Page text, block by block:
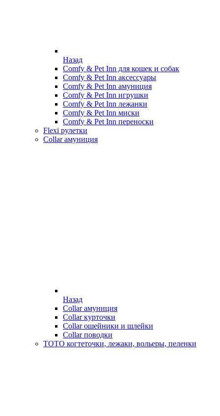
Назад
Comfy & Pet Inn для кошек и собак
Comfy & Pet Inn аксессуары
Comfy & Pet Inn амуниция
Comfy & Pet Inn игрушки
Comfy & Pet Inn лежанки
Comfy & Pet Inn миски
Comfy & Pet Inn переноски
Flexi рулетки
Collar амуниция
Назад
Collar амуниция
Collar курточки
Collar ошейники и шлейки
Collar поводки
ТОТО когтеточки, лежаки, вольеры, пеленки